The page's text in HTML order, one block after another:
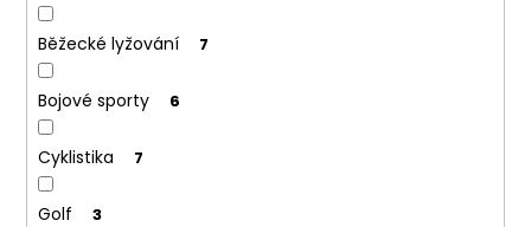
Běžecké lyžování 7
Bojové sporty 6
Cyklistika 7
Golf 3